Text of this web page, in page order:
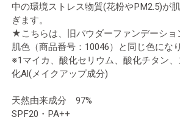
中の環境ストレス物質(花粉やPM2.5)が
ぎます。
★こちらは、旧パウダーファンデーシ
肌色（商品番号：10046）と同じ色になり
※1マイカ、酸化セリウム、酸化チタン
化Al(メイクアップ成分)
天然由来成分 97%
SPF20・PA++